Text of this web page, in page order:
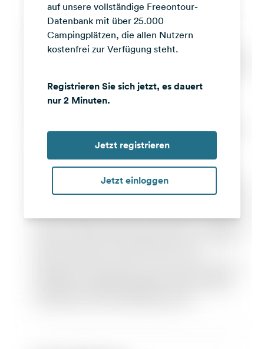
auf unsere vollständige Freeontour-
Datenbank mit über 25.000
Campingplätzen, die allen Nutzern
kostenfrei zur Verfügung steht.
Registrieren Sie sich jetzt, es dauert
nur 2 Minuten.
Jetzt registrieren
Jetzt einloggen